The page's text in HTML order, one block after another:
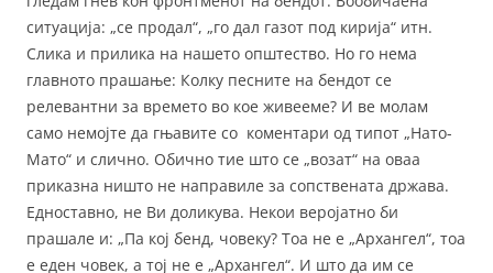
ситуација: „се продал“, „го дал газот под кирија“ итн.
Слика и прилика на нашето општество. Но го нема
главното прашање: Колку песните на бендот се
релевантни за времето во кое живееме? И ве молам
само немојте да гњавите со коментари од типот „Нато-
Мато“ и слично. Обично тие што се „возат“ на оваа
приказна ништо не направиле за сопствената држава.
Едноставно, не Ви доликува. Некои веројатно би
прашале и: „Па кој бенд, човеку? Тоа не е „Архангел“, тоа
е еден човек, а тој не е „Архангел“. И што да им се